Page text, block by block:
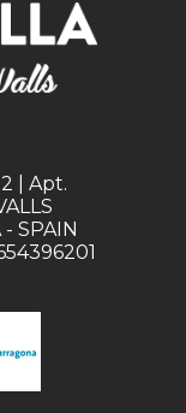
| Apt.
SPAIN